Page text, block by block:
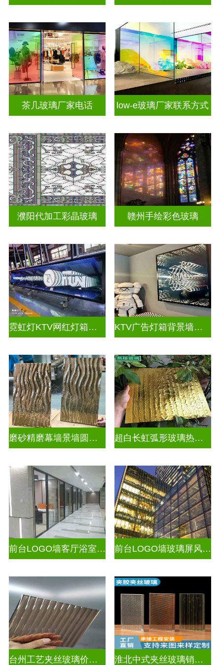
茶几玻璃厂家电话 low-e玻璃厂家联系方式
濮阳代加工彩晶玻璃 赣州手绘彩色玻璃
霓虹灯KTV网红灯箱深渊镜 KTV广告灯箱背景墙定制做深渊镜
磨砂精磨幕墙景墙圆弧玻璃 超白长虹弧形玻璃热熔热弯玻璃
前台LOGO墙客厅浴室玻璃隔断 前台LOGO墙玻璃屏风隔断
台州工艺夹丝玻璃价钱表 淮北中式夹丝玻璃销售电话